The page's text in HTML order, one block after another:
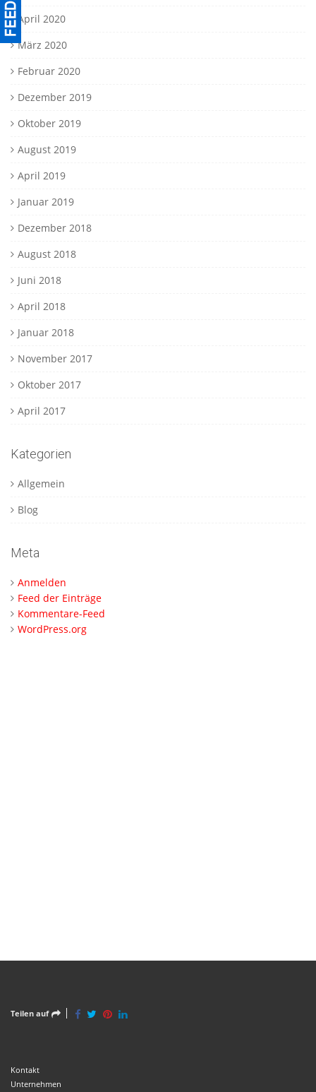
April 2020
März 2020
Februar 2020
Dezember 2019
Oktober 2019
August 2019
April 2019
Januar 2019
Dezember 2018
August 2018
Juni 2018
April 2018
Januar 2018
November 2017
Oktober 2017
April 2017
Kategorien
Allgemein
Blog
Meta
Anmelden
Feed der Einträge
Kommentare-Feed
WordPress.org
Teilen auf
Kontakt
Unternehmen